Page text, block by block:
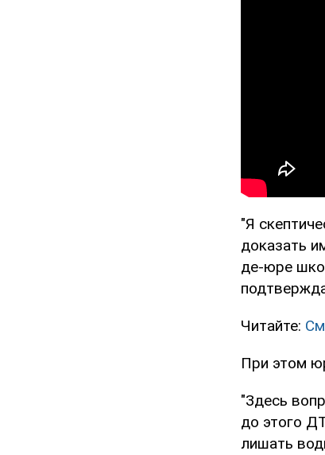
"Я
доказать
де-юре
Читайте:
При этом
"Здесь
до этого
лишать